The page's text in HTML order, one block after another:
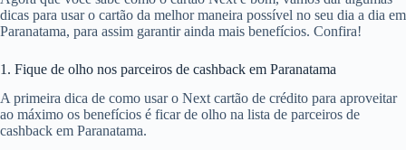
dicas para usar o cartão da melhor maneira possível no seu dia a dia em
Paranatama, para assim garantir ainda mais benefícios. Confira!
1. Fique de olho nos parceiros de cashback em Paranatama
A primeira dica de como usar o Next cartão de crédito para aproveitar
ao máximo os benefícios é ficar de olho na lista de parceiros de
cashback em Paranatama.